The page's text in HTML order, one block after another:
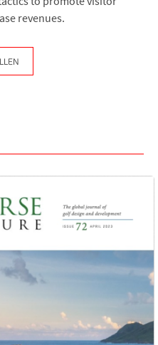
revenues.